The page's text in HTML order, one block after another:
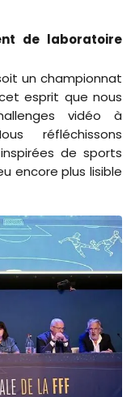
de laboratoire
un championnat
esprit que nous
vidéo à
réfléchissons
de sports
encore plus lisible